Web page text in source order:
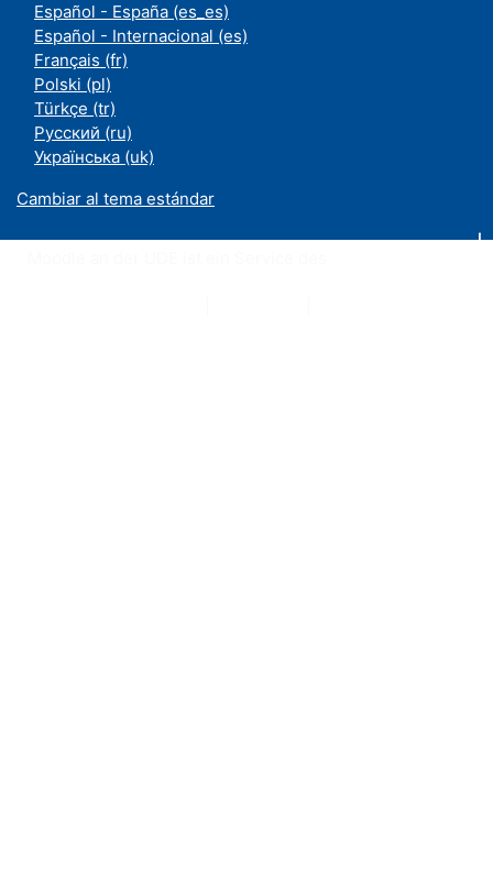
Español - España ‎(es_es)‎
Español - Internacional ‎(es)‎
Français ‎(fr)‎
Polski ‎(pl)‎
Türkçe ‎(tr)‎
Русский ‎(ru)‎
Українська ‎(uk)‎
Cambiar al tema estándar